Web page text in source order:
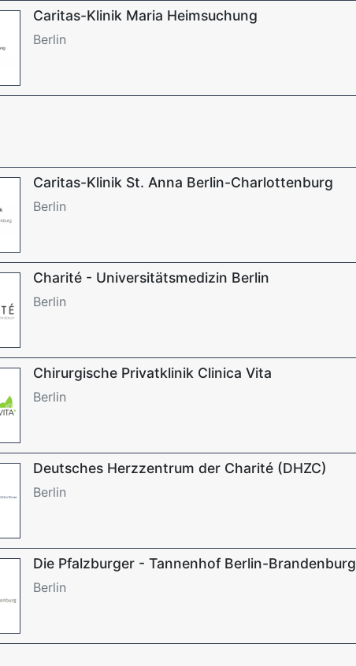
Caritas-Klinik Maria Heimsuchung
Berlin
Caritas-Klinik St. Anna Berlin-Charlottenburg
Berlin
Charité - Universitätsmedizin Berlin
Berlin
Chirurgische Privatklinik Clinica Vita
Berlin
Deutsches Herzzentrum der Charité (DHZC)
Berlin
Die Pfalzburger - Tannenhof Berlin-Brandenburg
Berlin